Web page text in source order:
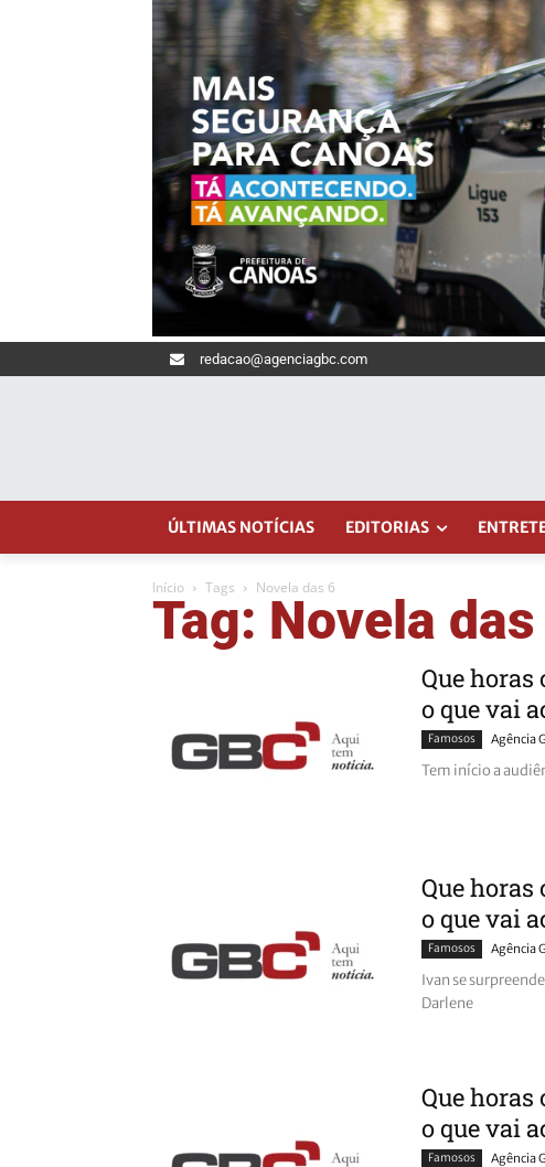
redacao@agenciagbc.com
ÚLTIMAS NOTÍCIAS EDITORIAS
Início Tags Novela das 6
Tag: Novela
Que horas
o que vai
Famosos Agência
Tem início a
Que horas
o que vai
Famosos Agência
Ivan se
Darlene
Que horas
o que vai
Famosos Agência